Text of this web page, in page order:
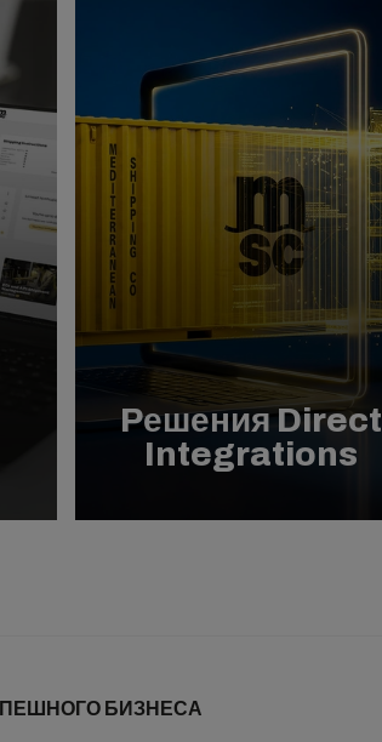
Pешения Direct
Integrations
БИЗНЕСА